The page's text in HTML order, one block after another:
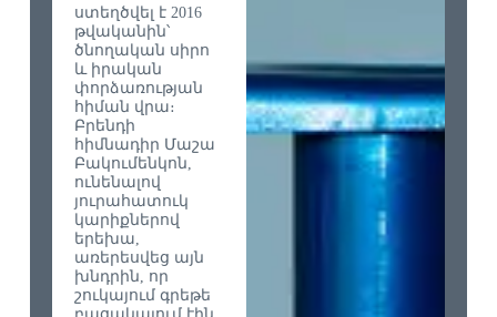
ստեղծվել է 2016
թվականին՝
ծնողական սիրո
և իրական
փորձառության
հիման վրա։
Բրենդի
հիմնադիր Մաշա
Բակումենկոն,
ունենալով
յուրահատուկ
կարիքներով
երեխա,
առերեսվեց այն
խնդրին, որ
շուկայում գրեթե